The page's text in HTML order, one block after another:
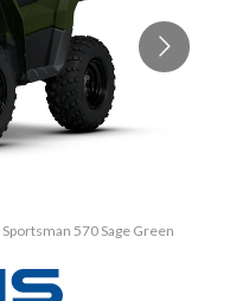
570 Sage Green